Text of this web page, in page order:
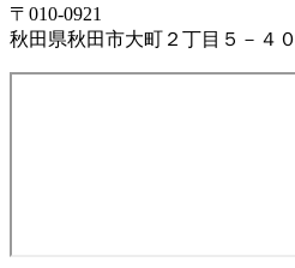
〒010-0921
秋田県秋田市大町２丁目５－４０